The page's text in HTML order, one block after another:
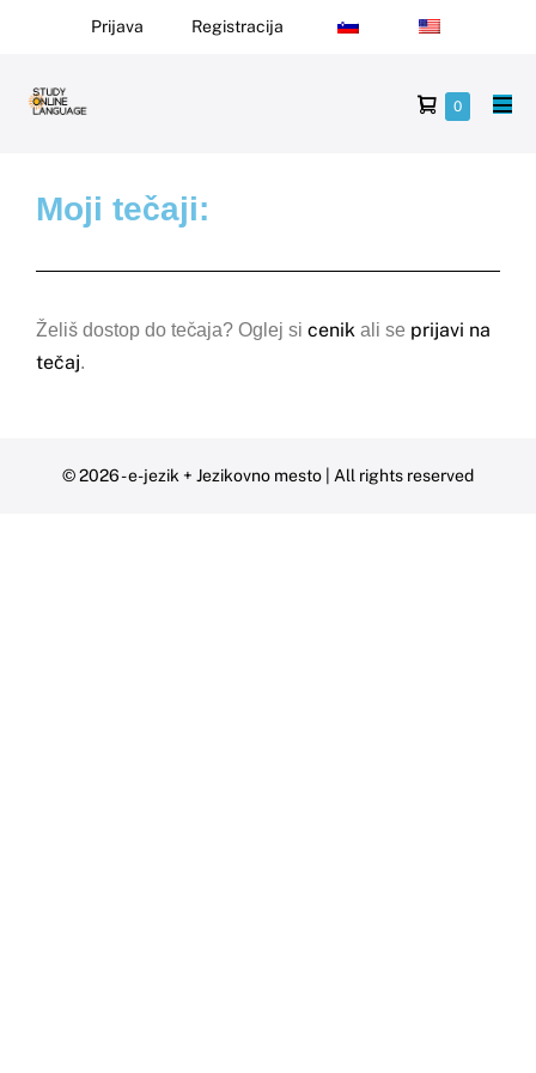
Prijava Registracija
0
Moji tečaji:
Želiš dostop do tečaja? Oglej si cenik ali se prijavi na
tečaj.
© 2026 - e-jezik + Jezikovno mesto | All rights reserved